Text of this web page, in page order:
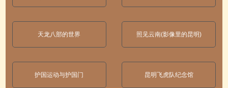
天龙八部的世界 照见云南(影像里的昆明)
护国运动与护国门 昆明飞虎队纪念馆